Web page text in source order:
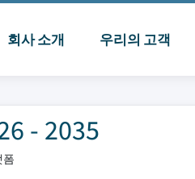
회사 소개 우리의 고객
- 2035
폼